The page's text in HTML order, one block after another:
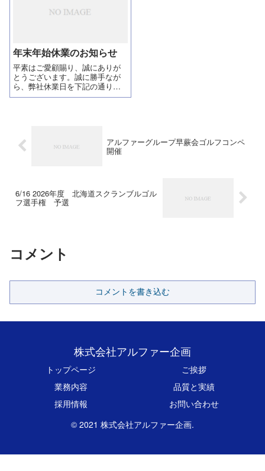
気合い入っ...
年末年始休業のお知らせ
平素はご愛顧賜り、誠にありが
とうございます。誠に勝手なが
ら、弊社休業日を下記の通りと
させて頂きますので、宜しくお
アルファーグループ早蕨会ゴルフコンペ
開催
6/16 2026年度 北海道スクランブルゴル
フ選手権 予選
コメント
コメントを書き込む
株式会社アルファー企画
トップページ
ご挨拶
業務内容
品質と実績
採用情報
お問い合わせ
© 2021 株式会社アルファー企画.